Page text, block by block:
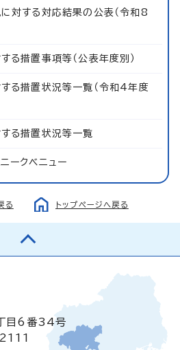
対する対応結果の公表（令和8
る措置事項等（公表年度別）
る措置状況等一覧（令和4年度
る措置状況等一覧
ークベニュー
る トップページへ戻る
目6番34号